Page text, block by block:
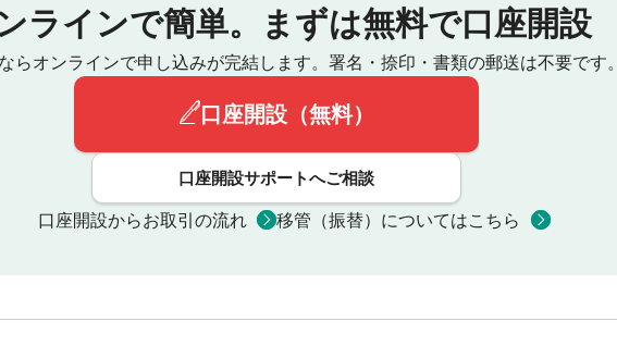
ラインで簡単。 まずは無料で口座開設
らオンラインで申し込みが完結します。 署名・捺印・書類の郵送は不要です。
口座開設（無料）
口座開設サポートへご相談
口座開設からお取引の流れ 移管（振替）についてはこちら